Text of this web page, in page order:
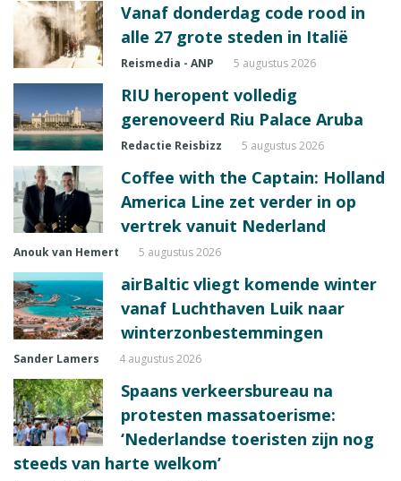
Vanaf donderdag code rood in
alle 27 grote steden in Italië
Reismedia - ANP 5 augustus 2026
RIU heropent volledig
gerenoveerd Riu Palace Aruba
Redactie Reisbizz 5 augustus 2026
Coffee with the Captain: Holland
America Line zet verder in op
vertrek vanuit Nederland
Anouk van Hemert 5 augustus 2026
airBaltic vliegt komende winter
vanaf Luchthaven Luik naar
winterzonbestemmingen
Sander Lamers 4 augustus 2026
Spaans verkeersbureau na
protesten massatoerisme:
‘Nederlandse toeristen zijn nog
steeds van harte welkom’